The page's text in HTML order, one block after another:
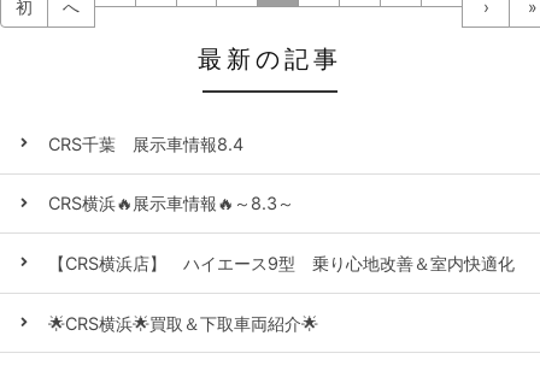
初 へ › »
最新の記事
CRS千葉 展示車情報8.4
CRS横浜🔥展示車情報🔥～8.3～
【CRS横浜店】 ハイエース9型 乗り心地改善＆室内快適化
🌟CRS横浜🌟買取＆下取車両紹介🌟